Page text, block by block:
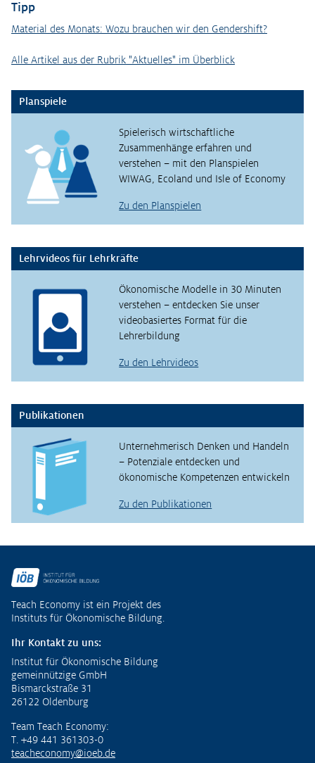
Tipp
Material des Monats: Wozu brauchen wir den Gendershift?
Alle Artikel aus der Rubrik "Aktuelles" im Überblick
Planspiele
Spielerisch wirtschaftliche
Zusammenhänge erfahren und
verstehen – mit den Planspielen
WIWAG, Ecoland und Isle of Economy
Zu den Planspielen
Lehrvideos für Lehrkräfte
Ökonomische Modelle in 30 Minuten
verstehen – entdecken Sie unser
videobasiertes Format für die
Lehrerbildung
Zu den Lehrvideos
Publikationen
Unternehmerisch Denken und Handeln
– Potenziale entdecken und
ökonomische Kompetenzen entwickeln
Zu den Publikationen
Teach Economy ist ein Projekt des
Instituts für Ökonomische Bildung.
Ihr Kontakt zu uns:
Institut für Ökonomische Bildung
gemeinnützige GmbH
Bismarckstraße 31
26122 Oldenburg
Team Teach Economy:
T. +49 441 361303-0
teacheconomy@ioeb.de